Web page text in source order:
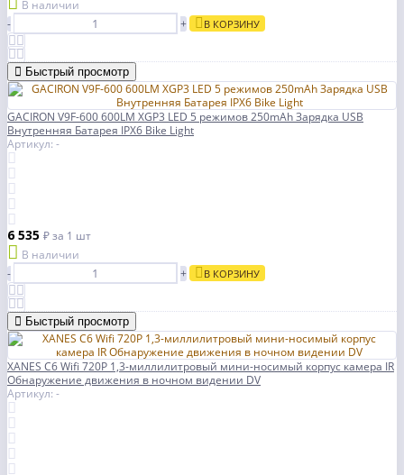
В наличии
-
+ В КОРЗИНУ
Быстрый просмотр
GACIRON V9F-600 600LM XGP3 LED 5 режимов 250mAh Зарядка USB
Внутренняя Батарея IPX6 Bike Light
Артикул: -
6 535 ₽за 1 шт
В наличии
-
+ В КОРЗИНУ
Быстрый просмотр
XANES C6 Wifi 720P 1,3-миллилитровый мини-носимый корпус камера IR
Обнаружение движения в ночном видении DV
Артикул: -